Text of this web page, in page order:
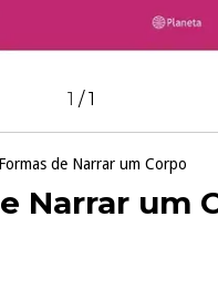
1 /1
Formas de Narrar um Corpo
Narrar um